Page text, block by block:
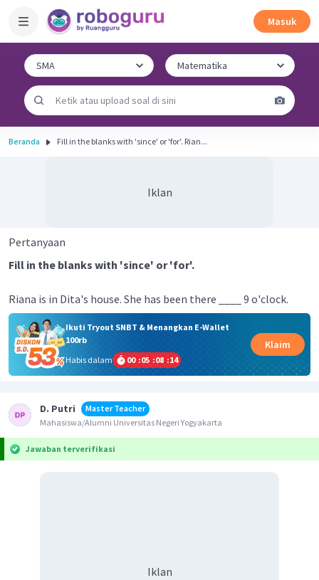
Masuk
Beranda Fill in the blanks with 'since' or 'for'. Rian...
Iklan
Pertanyaan
Fill in the blanks with 'since' or 'for'.
Riana is in Dita's house. She has been there ____ 9 o'clock.
Ikuti Tryout SNBT & Menangkan E-Wallet
100rb
Habis dalam
00 :05 :08 :14
Klaim
D. Putri
Master Teacher
Mahasiswa/Alumni Universitas Negeri Yogyakarta
Jawaban terverifikasi
Iklan